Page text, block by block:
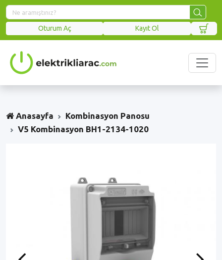
Oturum Aç Kayıt Ol
Anasayfa
Kombinasyon Panosu
V5 Kombinasyon BH1-2134-1020
Previous Next